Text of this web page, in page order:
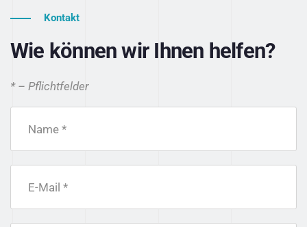
Kontakt
Wie können wir Ihnen helfen?
* – Pflichtfelder
Name *
E-Mail *